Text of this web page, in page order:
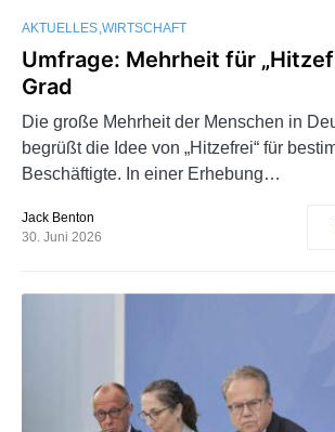
AKTUELLES WIRTSCHAFT
Umfrage: Mehrheit für
Grad
Die große Mehrheit der Menschen in
begrüßt die Idee von „Hitzefrei“ für
Beschäftigte. In einer Erhebung…
Jack Benton
30. Juni 2026